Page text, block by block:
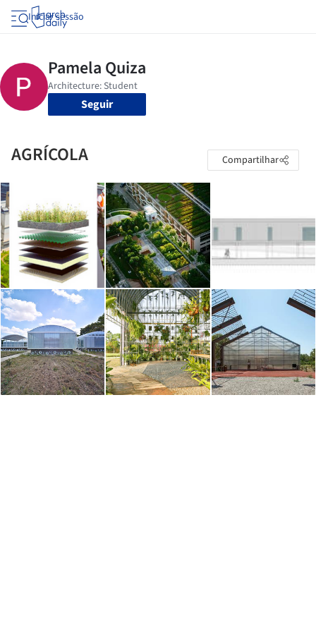
Iniciar sessão
Seguir
AGRÍCOLA Compartilhar